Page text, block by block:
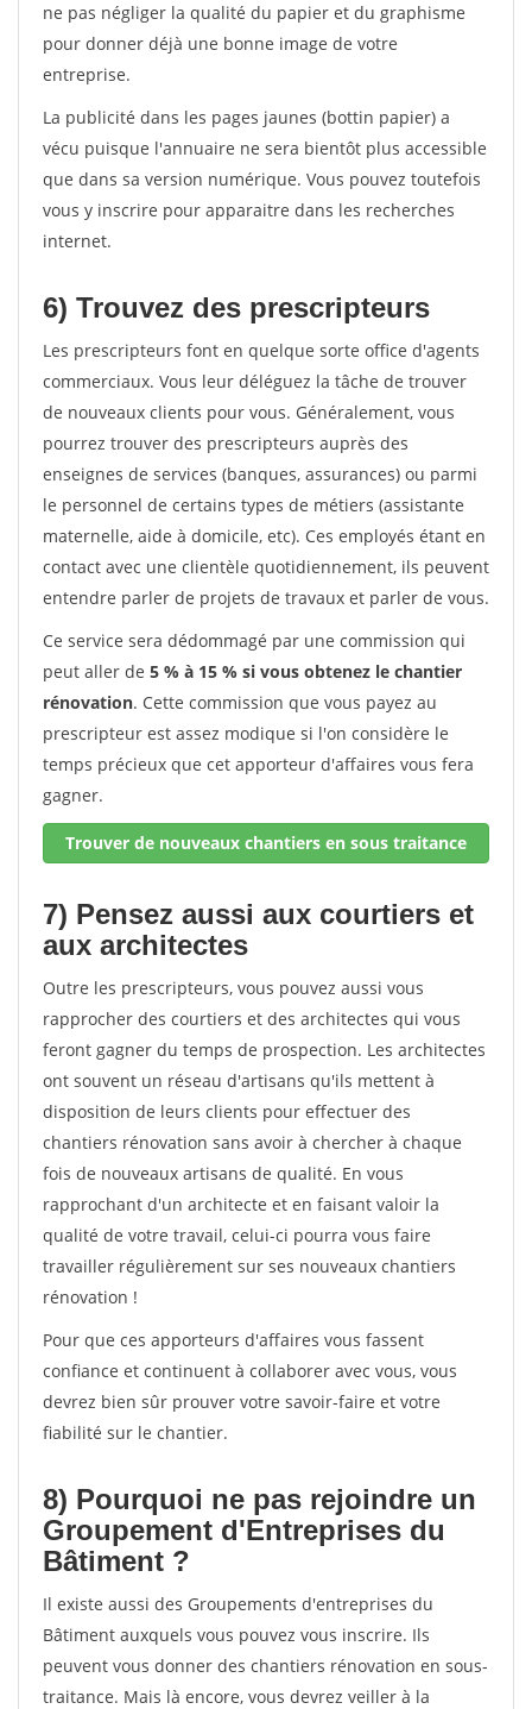
ne pas négliger la qualité du papier et du graphisme
pour donner déjà une bonne image de votre
entreprise.
La publicité dans les pages jaunes (bottin papier) a
vécu puisque l'annuaire ne sera bientôt plus accessible
que dans sa version numérique. Vous pouvez toutefois
vous y inscrire pour apparaitre dans les recherches
internet.
6) Trouvez des prescripteurs
Les prescripteurs font en quelque sorte office d'agents
commerciaux. Vous leur déléguez la tâche de trouver
de nouveaux clients pour vous. Généralement, vous
pourrez trouver des prescripteurs auprès des
enseignes de services (banques, assurances) ou parmi
le personnel de certains types de métiers (assistante
maternelle, aide à domicile, etc). Ces employés étant en
contact avec une clientèle quotidiennement, ils peuvent
entendre parler de projets de travaux et parler de vous.
Ce service sera dédommagé par une commission qui
peut aller de 5 % à 15 % si vous obtenez le chantier
rénovation. Cette commission que vous payez au
prescripteur est assez modique si l'on considère le
temps précieux que cet apporteur d'affaires vous fera
gagner.
Trouver de nouveaux chantiers en sous traitance
7) Pensez aussi aux courtiers et
aux architectes
Outre les prescripteurs, vous pouvez aussi vous
rapprocher des courtiers et des architectes qui vous
feront gagner du temps de prospection. Les architectes
ont souvent un réseau d'artisans qu'ils mettent à
disposition de leurs clients pour effectuer des
chantiers rénovation sans avoir à chercher à chaque
fois de nouveaux artisans de qualité. En vous
rapprochant d'un architecte et en faisant valoir la
qualité de votre travail, celui-ci pourra vous faire
travailler régulièrement sur ses nouveaux chantiers
rénovation !
Pour que ces apporteurs d'affaires vous fassent
confiance et continuent à collaborer avec vous, vous
devrez bien sûr prouver votre savoir-faire et votre
fiabilité sur le chantier.
8) Pourquoi ne pas rejoindre un
Groupement d'Entreprises du
Bâtiment ?
Il existe aussi des Groupements d'entreprises du
Bâtiment auxquels vous pouvez vous inscrire. Ils
peuvent vous donner des chantiers rénovation en sous-
traitance. Mais là encore, vous devrez veiller à la